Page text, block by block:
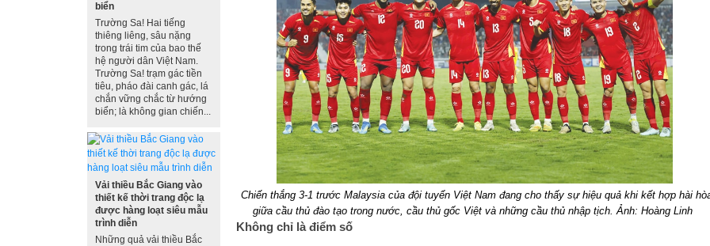
biển
Trường Sa! Hai tiếng
thiêng liêng, sâu nặng
trong trái tim của bao thế
hệ người dân Việt Nam.
Trường Sa! trạm gác tiền
tiêu, pháo đài canh gác, lá
chắn vững chắc từ hướng
biển; là không gian chiến...
Vải thiều Bắc Giang vào
thiết kế thời trang độc lạ
được hàng loạt siêu mẫu
trình diễn
Những quả vải thiều Bắc
Chiến thắng 3-1 trước Malaysia của đội tuyển Việt Nam đang cho thấy sự hiệu quả khi kết hợp hài
giữa cầu thủ đào tạo trong nước, cầu thủ gốc Việt và những cầu thủ nhập tịch. Ảnh: Hoàng Linh
Không chỉ là điểm số